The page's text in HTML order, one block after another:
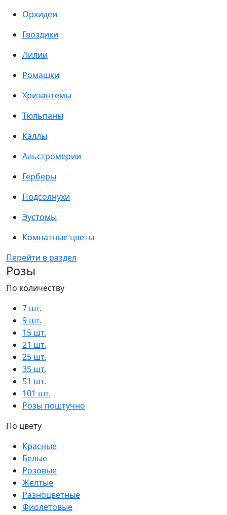
Орхидеи
Гвоздики
Лилии
Ромашки
Хризантемы
Тюльпаны
Каллы
Альстромерии
Герберы
Подсолнухи
Эустомы
Комнатные цветы
Перейти в раздел
Розы
По количеству
7 шт.
9 шт.
15 шт.
21 шт.
25 шт.
35 шт.
51 шт.
101 шт.
Розы поштучно
По цвету
Красные
Белые
Розовые
Желтые
Разноцветные
Фиолетовые